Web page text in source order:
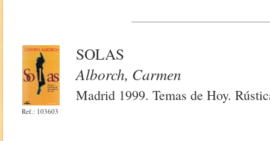
Ref.: 103603
SOLAS
Alborch, Carmen
Madrid 1999. Temas de Hoy.